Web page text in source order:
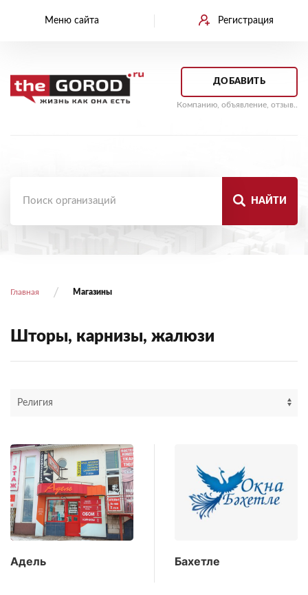
Меню сайта Регистрация
ДОБАВИТЬ
Компанию, объявление, отзыв..
НАЙТИ
Главная Магазины
Шторы, карнизы, жалюзи
Адель Бахетле